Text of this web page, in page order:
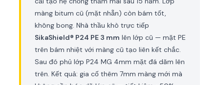
màng bitum cũ (mặt nhẵn) còn bám tốt,
không bong. Nhà thầu khò trực tiếp
SikaShield® P24 PE 3 mm lên lớp cũ — mặt PE
trên bám nhiệt với màng cũ tạo liên kết chắc.
Sau đó phủ lớp P24 MG 4mm mặt đá dăm lên
trên. Kết quả: gia cố thêm 7mm màng mới mà